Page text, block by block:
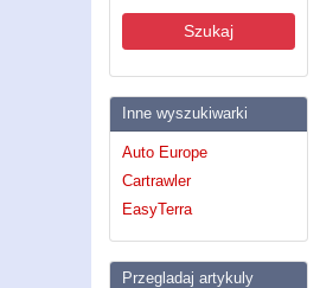
Szukaj
Inne wyszukiwarki
Auto Europe
Cartrawler
EasyTerra
Przegladaj artykuly